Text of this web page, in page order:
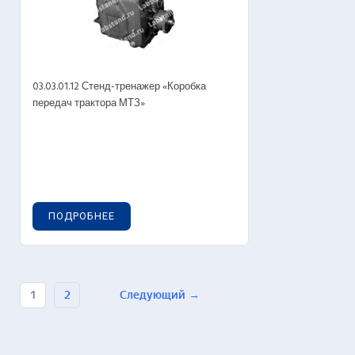
03.03.01.12 Стенд-тренажер «Коробка
передач трактора МТЗ»
ПОДРОБНЕЕ
1 2 Следующий